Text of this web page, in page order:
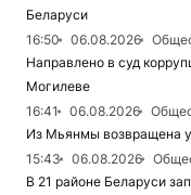
Беларуси
16:50
06.08.2026
Направлено в суд
Могилеве
16:41
06.08.2026
Из Мьянмы возвращена
15:43
06.08.2026
В 21 районе Беларуси